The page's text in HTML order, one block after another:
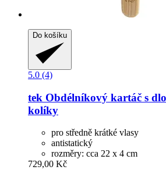
Do košíku
5.0 (4)
tek Obdélníkový kartáč s
kolíky
pro středně krátké vlasy
antistatický
rozměry: cca 22 x 4 cm
729,00 Kč